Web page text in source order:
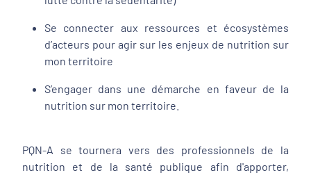
Se connecter aux ressources et écosystèmes
d’acteurs pour agir sur les enjeux de nutrition sur
mon territoire
S’engager dans une démarche en faveur de la
nutrition sur mon territoire.
PQN-A se tournera vers des professionnels de la
nutrition et de la santé publique afin d'apporter,